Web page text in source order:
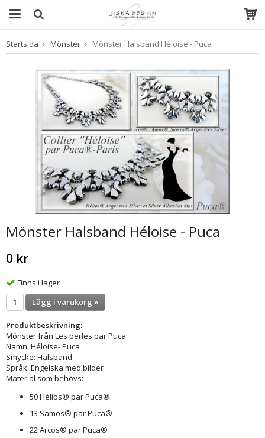
Produkten har blivit tillagd i varukorgen
Startsida Mönster Mönster Halsband Héloise - Puca
Mönster Halsband Héloise - Puca
0 kr
Finns i lager
Lägg i varukorg »
Produktbeskrivning:
Mönster från Les perles par Puca
Namn: Héloise- Puca
Smycke: Halsband
Språk: Engelska med bilder
Material som behövs:
50 Hélios® par Puca®
13 Samos® par Puca®
22 Arcos® par Puca®